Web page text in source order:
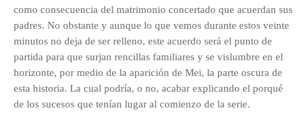
como consecuencia del matrimonio concertado que acuerdan sus
padres. No obstante y aunque lo que vemos durante estos veinte
minutos no deja de ser relleno, este acuerdo será el punto de
partida para que surjan rencillas familiares y se vislumbre en el
horizonte, por medio de la aparición de Mei, la parte oscura de
esta historia. La cual podría, o no, acabar explicando el porqué
de los sucesos que tenían lugar al comienzo de la serie.